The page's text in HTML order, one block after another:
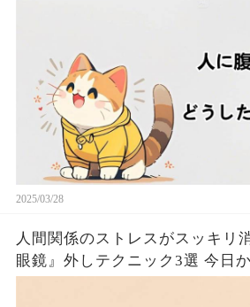
2025/03/28
人間関係のストレスがスッキリ
眼鏡』外しテクニック3選 今日